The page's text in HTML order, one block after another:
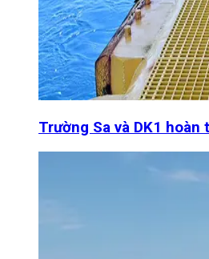
Trường Sa và DK1 hoàn